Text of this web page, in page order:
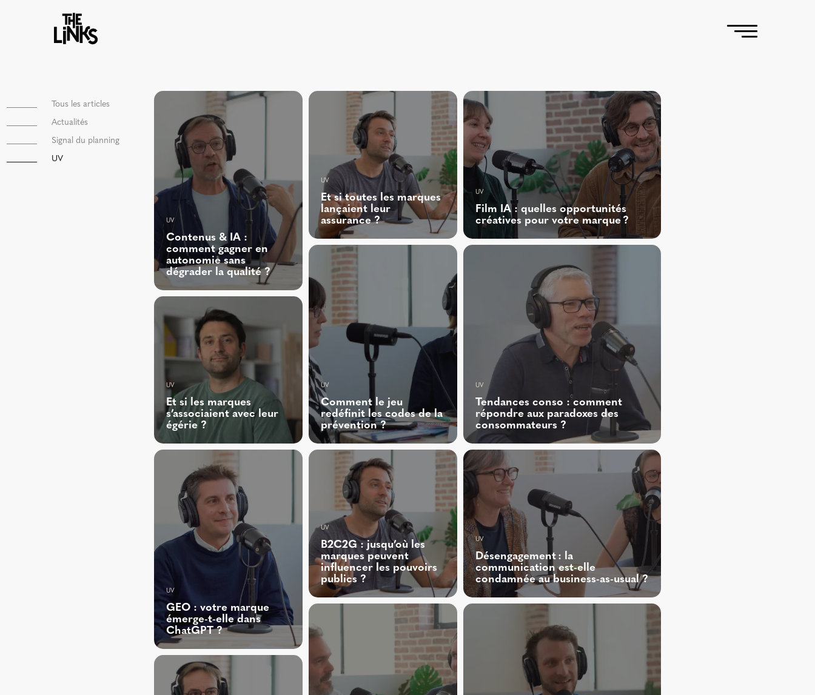
Tous les articles
Actualités
Signal du planning
UV
UV
Contenus & IA :
comment gagner en
autonomie sans
dégrader la qualité ?
UV
Et si les marques
s’associaient avec leur
égérie ?
UV
Et si toutes les marques
lançaient leur
assurance ?
UV
Comment le jeu
redéfinit les codes de la
prévention ?
UV
Film IA : quelles opportunités
créatives pour votre marque ?
UV
Tendances conso : comment
répondre aux paradoxes des
consommateurs ?
UV
GEO : votre marque
émerge-t-elle dans
ChatGPT ?
UV
B2C2G : jusqu’où les
marques peuvent
influencer les pouvoirs
publics ?
UV
Désengagement : la
communication est-elle
condamnée au business-as-usual ?